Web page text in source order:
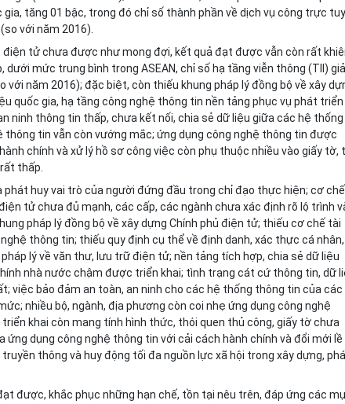
tăng 01 bậc, trong đó chỉ số thành phần về dịch vụ công trực
với năm 2016).
điện tử chưa được như mong đợi, kết quả đạt được vẫn còn rất
mức trung bình trong ASEAN, chỉ số hạ tầng viễn thông (TII)
với năm 2016); đặc biệt, còn thiếu khung pháp lý đồng bộ về xây
quốc gia, hạ tầng công nghệ thông tin nền tảng phục vụ phát triển
ninh thông tin thấp, chưa kết nối, chia sẻ dữ liệu giữa các hệ thống
tin vẫn còn vướng mắc; ứng dụng công nghệ thông tin được
chính và xử lý hồ sơ công việc còn phụ thuộc nhiều vào giấy tờ,
thấp.
phát huy vai trò của người đứng đầu trong chỉ đạo thực hiện; cơ chế
tử chưa đủ mạnh, các cấp, các ngành chưa xác định rõ lộ trình
g pháp lý đồng bộ về xây dựng Chính phủ điện tử; thiếu cơ chế tài
thông tin; thiếu quy định cụ thể về định danh, xác thực cá
lý về văn thư, lưu trữ điện tử; nền tảng tích hợp, chia sẻ dữ liệu
nhà nước chậm được triển khai; tình trạng cát cứ thông tin, dữ
việc bảo đảm an toàn, an ninh cho các hệ thống thông tin của
nhiều bộ, ngành, địa phương còn coi nhẹ ứng dụng công nghệ
khai còn mang tính hình thức, thói quen thủ công, giấy tờ chưa
dụng công nghệ thông tin với cải cách hành chính và đổi mới lề
thông và huy động tối đa nguồn lực xã hội trong xây dựng,
được, khắc phục những hạn chế, tồn tại nêu trên, đáp ứng các